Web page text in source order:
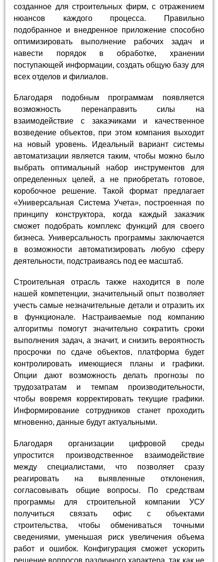
созданное для строительных фирм, с отражением
нюансов каждого процесса. Правильно
подобранное и внедренное приложение способно
оптимизировать выполнение рабочих задач и
навести порядок в обработке, хранении
поступающей информации, создать общую базу для
всех отделов и филиалов.
Благодаря подобным программам появляется
возможность перенаправить силы на
взаимодействие с заказчиками и качественное
возведение объектов, при этом компания выходит
на новый уровень. Идеальный вариант системы
автоматизации является таким, чтобы можно было
выбрать оптимальный набор инструментов для
определенных целей, а не приобретать готовое,
коробочное решение. Такой формат предлагает
«Универсальная Система Учета», построенная по
принципу конструктора, когда каждый заказчик
сможет подобрать комплекс функций для своего
бизнеса. Универсальность программы заключается
в возможности автоматизировать любую сферу
деятельности, подстраиваясь под ее масштаб.
Строительная отрасль также находится в поле
нашей компетенции, значительный опыт позволяет
учесть самые незначительные детали и отразить их
в функционале. Настраиваемые под компанию
алгоритмы помогут значительно сократить сроки
выполнения задач, а значит, и снизить вероятность
просрочки по сдаче объектов, платформа будет
контролировать имеющиеся планы и графики.
Опции дают возможность делать прогнозы по
трудозатратам и темпам производительности,
чтобы вовремя корректировать текущие графики.
Информирование сотрудников станет проходить
мгновенно, данные будут актуальными.
Благодаря организации цифровой среды
упростится производственное взаимодействие
между специалистами, что позволяет сразу
реагировать на выявленные отклонения,
согласовывать общие вопросы. По средствам
программы для строительной компании УСУ
получиться связать офис с объектами
строительства, чтобы обмениваться точными
сведениями, уменьшая риск увеличения объема
работ и ошибок. Конфигурация сможет ускорить
решение вопросов различного характера, так как не